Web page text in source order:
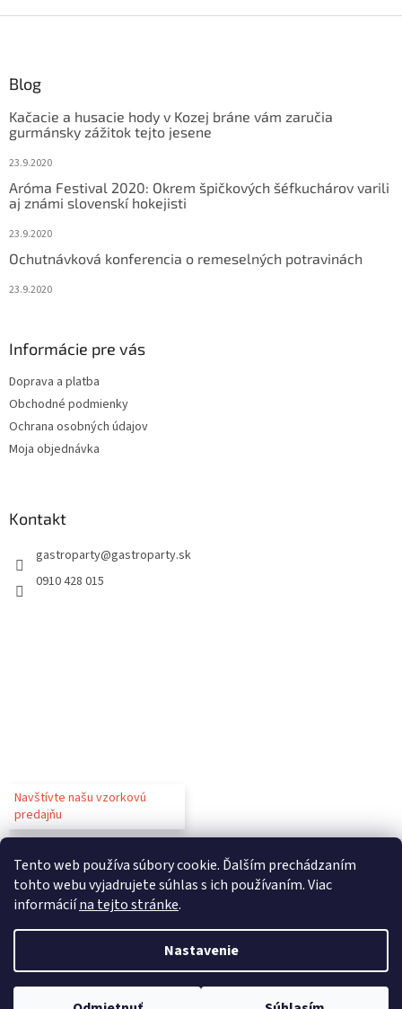
Tento web používa súbory cookie. Ďalším prechádzaním
tohto webu vyjadrujete súhlas s ich používaním. Viac
informáciína tejto stránke.
Nastavenie
Blog
Kačacie a husacie hody v Kozej bráne vám zaručia
gurmánsky zážitok tejto jesene
23.9.2020
Aróma Festival 2020: Okrem špičkových šéfkuchárov varili
aj známi slovenskí hokejisti
23.9.2020
Ochutnávková konferencia o remeselných potravinách
23.9.2020
Informácie pre vás
Doprava a platba
Obchodné podmienky
Ochrana osobných údajov
Moja objednávka
Kontakt
gastroparty@gastroparty.sk
0910 428 015
Navštívte našu vzorkovú
predajňu
Copyright 2026Gastroparty. Všetky práva vyhradené.Upraviť